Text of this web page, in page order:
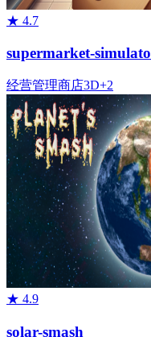
★ 4.7
supermarket-
经营管理商店3D+2
★ 4.9
solar-smash